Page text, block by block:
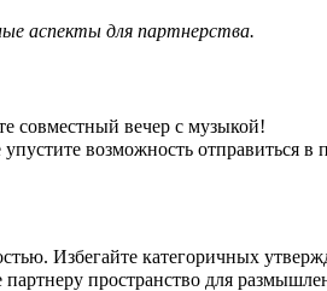
аспекты для партнерства.
совместный вечер с музыкой!
возможность отправиться в
Избегайте категоричных
пространство для